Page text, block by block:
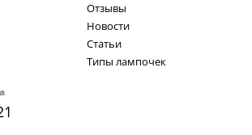
Отзывы
Новости
Статьи
Типы лампочек